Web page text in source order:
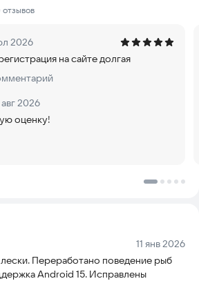
– подбирай лучшую оснастку для
рыбу даже без интернета!
– докажи, что ты лучший рыбак!
покупай редкие удочки и приманки.
– играй с друзьями и побеждай
получай опыт и открывай новые
– соревнуйся за ценные награды!
отзывов
2026
на сайте долгая
2026
оценку!
Дата:
11 янв 2026
Переработано поведение рыб
Android 15. Исправлены